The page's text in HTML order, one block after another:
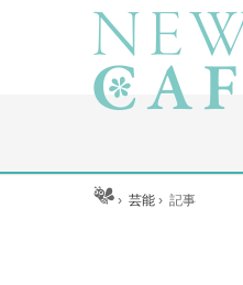
ホーム ›芸能 ›記事